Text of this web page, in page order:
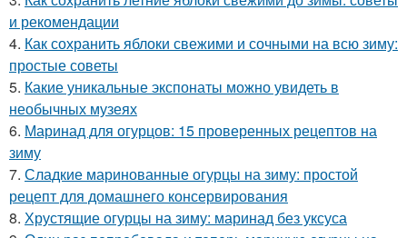
и рекомендации
4. Как сохранить яблоки свежими и сочными на всю зиму:
простые советы
5. Какие уникальные экспонаты можно увидеть в
необычных музеях
6. Маринад для огурцов: 15 проверенных рецептов на
зиму
7. Сладкие маринованные огурцы на зиму: простой
рецепт для домашнего консервирования
8. Хрустящие огурцы на зиму: маринад без уксуса